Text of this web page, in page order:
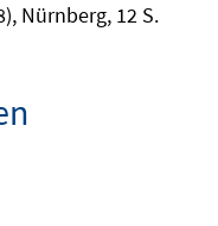
Nürnberg, 12 S.